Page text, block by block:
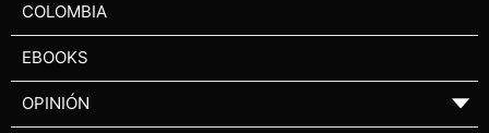
COLOMBIA
EBOOKS
OPINIÓN ▼